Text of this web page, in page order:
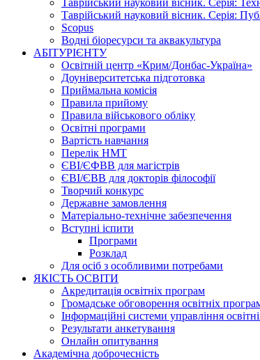
Таврійський науковий вісник. Серія:
Таврійський науковий вісник. Серія:
Scopus
Водні біоресурси та аквакультура
АБІТУРІЄНТУ
Освітній центр «Крим/Донбас-Україна»
Доуніверситетська підготовка
Приймальна комісія
Правила прийому
Правила військового обліку
Освітні програми
Вартість навчання
Перелік НМТ
ЄВІ/ЄФВВ для магістрів
ЄВІ/ЄВВ для докторів філософії
Творчий конкурс
Державне замовлення
Матеріально-технічне забезпечення
Вступні іспити
Програми
Розклад
Для осіб з особливими потребами
ЯКІСТЬ ОСВІТИ
Акредитація освітніх програм
Громадське обговорення освітніх
Інформаційні системи управління
Результати анкетування
Онлайн опитування
Академічна доброчесність